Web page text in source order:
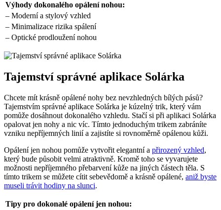
Výhody dokonalého opálení nohou:
– Moderní a stylový vzhled
– Minimalizace rizika spálení
– Optické prodloužení nohou
Tajemství správné aplikace Solárka
Chcete mít krásně opálené nohy bez nevzhledných bílých pásů?
Tajemstvím správné aplikace Solárka je kúzelný trik, který vám
pomůže dosáhnout dokonalého vzhledu. Stačí si při aplikaci Solárka
opalovat jen nohy a nic víc. Tímto jednoduchým trikem zabráníte
vzniku nepříjemných linií a zajistíte si rovnoměrně opálenou kůži.
Opálení jen nohou pomůže vytvořit elegantní a přirozený vzhled,
který bude působit velmi atraktivně. Kromě toho se vyvarujete
možnosti nepříjemného přebarvení kůže na jiných částech těla. S
tímto trikem se můžete cítit sebevědomě a krásně opálené, aniž byste
museli trávit hodiny na slunci.
Tipy pro dokonalé opálení jen nohou: